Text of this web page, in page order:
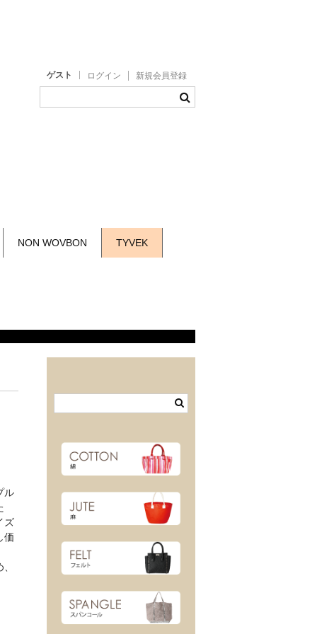
ゲスト ログイン 新規会員登録
NON WOVBON TYVEK
ル
ズ
価